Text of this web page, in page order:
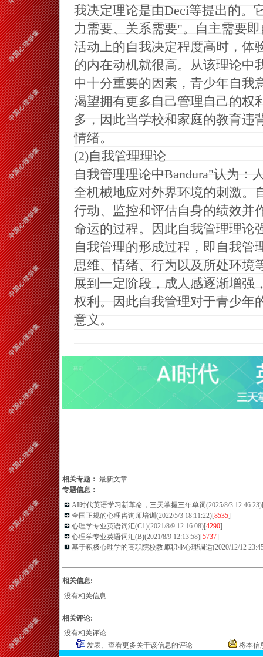
我决定理论是由Deci等提出的。
力需要、关系需要"。自主需要
活动上的自我决定程度高时，体
的内在动机就很高。从该理论中
中十分重要的因素，青少年自我
渴望拥有更多自己管理自己的权
多，因此当学校和家庭的教育违
情绪。
(2)自我管理理论
自我管理理论中Bandura"认为：
全机械地应对外界环境的刺激。
行动、监控和评估自身的绩效并
命运的过程。因此自我管理理论
自我管理的形成过程，即自我管
思维、情绪、行为以及所处环境
展到一定阶段，成人感逐渐增强
权利。因此自我管理对于青少年
意义。
相关专题： 最新文章
专题信息：
AI时代英语学习新革命，三天掌握三年单词(2025/8/3
全国正规的心理咨询师培训 (2022/5/3 18:11:22)[8535]
心理学专业英语词汇(C1)(2021/8/9 12:16:08)[4290]
心理学专业英语词汇(B)(2021/8/9 12:13:58)[5737]
基于积极心理学的高职院校教师职业心理调适(2020/12/12
相关信息:
没有相关信息
相关评论:
没有相关评论
发表、查看更多关于该信息的评论
将本信